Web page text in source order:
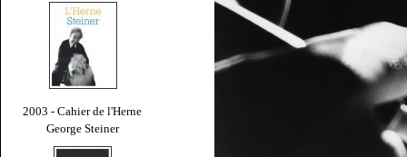
2003 - Cahier de l'Herne
George Steiner